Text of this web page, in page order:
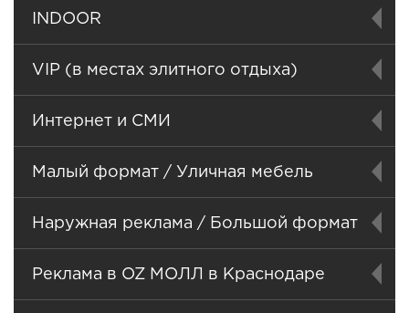
INDOOR
VIP (в местах элитного отдыха)
Интернет и СМИ
Малый формат / Уличная мебель
Наружная реклама / Большой формат
Реклама в OZ МОЛЛ в Краснодаре